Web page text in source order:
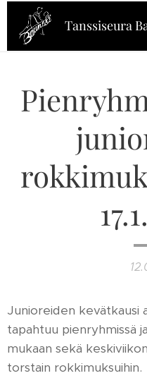
Tanssiseura
Junioreiden kevätkausi
tapahtuu pienryhmissä
mukaan sekä
torstain